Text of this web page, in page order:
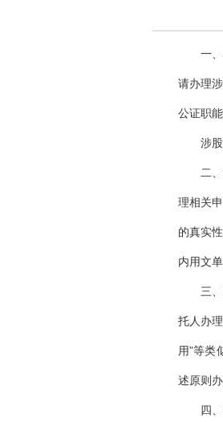
一
请办理
公证职
涉
二
理相关
的真实
内用文
三
托人办
用”等类
述原则办
四